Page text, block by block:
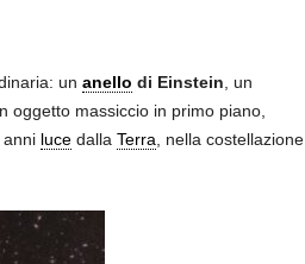
un anello di Einstein , un
oggetto massiccio in primo piano,
anni lucedalla Terra , nella costellazione